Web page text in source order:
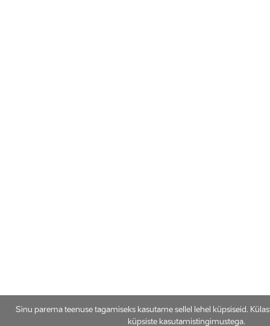
Sinu parema teenuse tagamiseks kasutame sellel lehel küpsiseid.
küpsiste kasutamistingimustega.